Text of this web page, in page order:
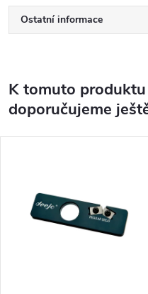
Ostatní informace
K tomuto produktu
doporučujeme